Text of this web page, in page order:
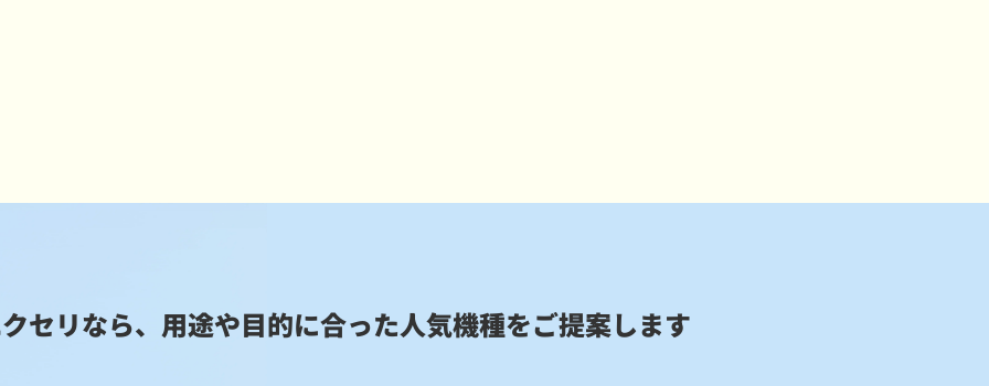
セリなら、用途や目的に合った人気機種をご提案します